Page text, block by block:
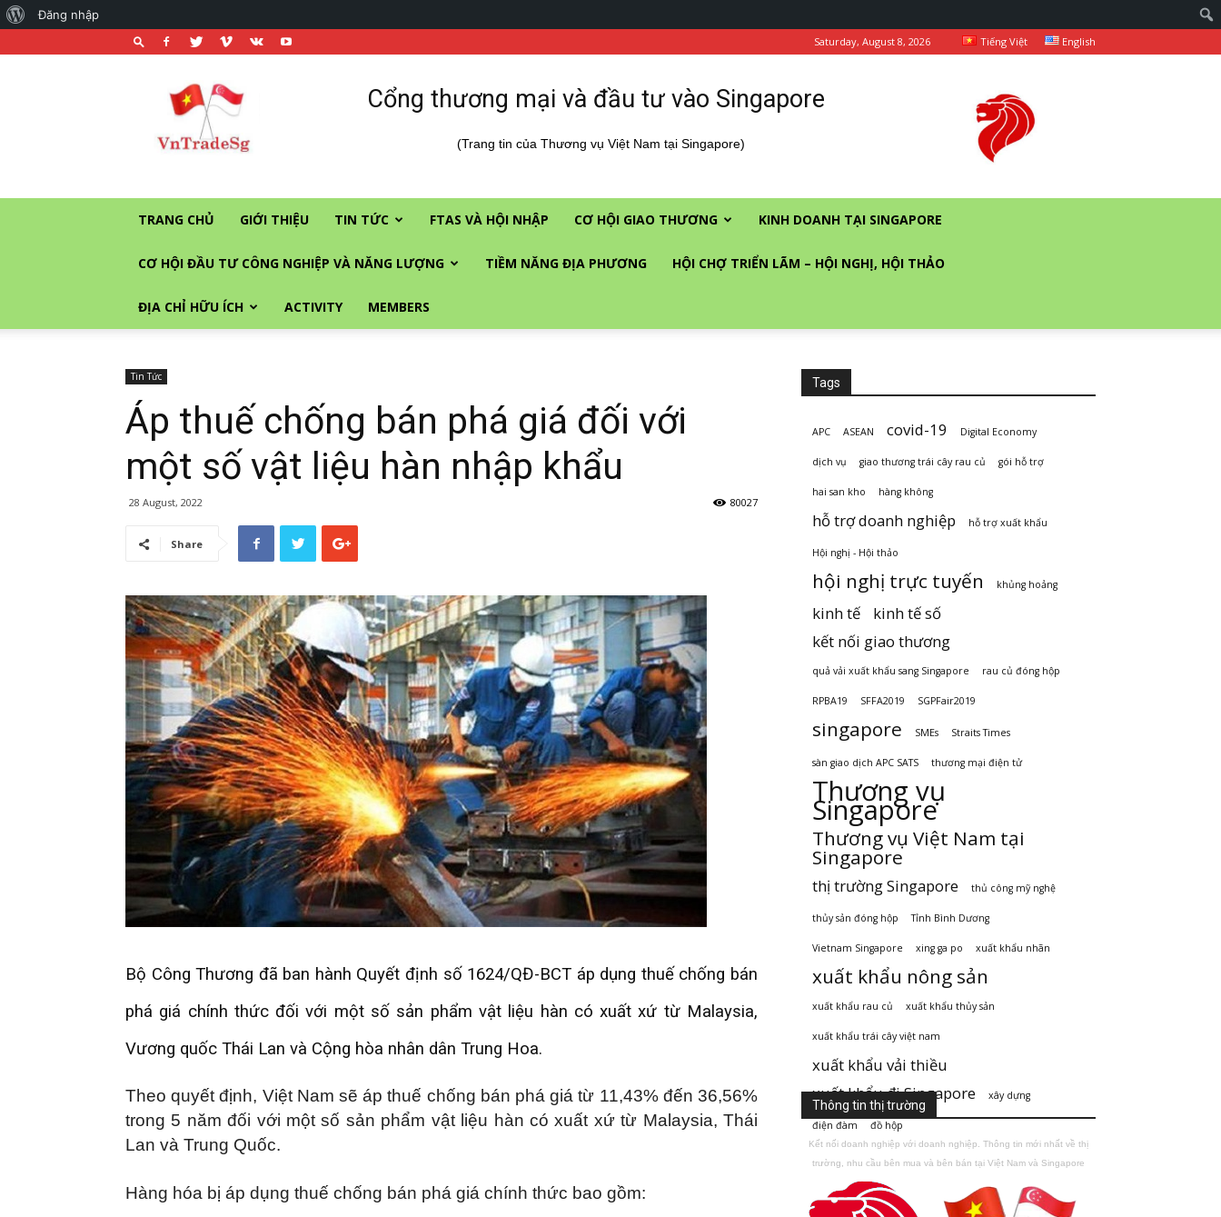
Saturday, August 8, 2026 Tiếng Việt English
Cổng
thương
và
vào
Singapore
Cổng thương mại và đầu tư vào Singapore
(Trang tin của Thương vụ Việt Nam tại Singapore)
TRANG CHỦ GIỚI THIỆU TIN TỨC FTAS VÀ HỘI NHẬP CƠ HỘI GIAO THƯƠNG KINH DOANH TẠI SINGAPORE
CƠ HỘI ĐẦU TƯ CÔNG NGHIỆP VÀ NĂNG LƯỢNG TIỀM NĂNG ĐỊA PHƯƠNG HỘI CHỢ TRIỂN LÃM – HỘI NGHỊ, HỘI THẢO
ĐỊA CHỈ HỮU ÍCH ACTIVITY MEMBERS
Tin Tức
Áp thuế chống bán phá giá đối với
một số vật liệu hàn nhập khẩu
28 August, 2022 80027
Share
Bộ Công Thương đã ban hành Quyết định số 1624/QĐ-BCT áp dụng thuế chống bán
phá giá chính thức đối với một số sản phẩm vật liệu hàn có xuất xứ từ Malaysia,
Vương quốc Thái Lan và Cộng hòa nhân dân Trung Hoa.
Theo quyết định, Việt Nam sẽ áp thuế chống bán phá giá từ 11,43% đến 36,56%
trong 5 năm đối với một số sản phẩm vật liệu hàn có xuất xứ từ Malaysia, Thái
Lan và Trung Quốc.
Hàng hóa bị áp dụng thuế chống bán phá giá chính thức bao gồm:
Tags
APC ASEAN covid-19 Digital Economy
dịch vụ giao thương trái cây rau củ gói hỗ trợ
hai san kho hàng không
hỗ trợ doanh nghiệp hỗ trợ xuất khẩu
Hội nghị - Hội thảo
hội nghị trực tuyến khủng hoảng
kinh tế
kinh tế số
kết nối giao thương
quả vải xuất khẩu sang Singapore rau củ đóng hộp
RPBA19 SFFA2019 SGPFair2019
singapore SMEs Straits Times
sàn giao dịch APC SATS thương mại điện tử
Thương vụ
Singapore
Thương vụ Việt Nam tại
Singapore
thị trường Singapore thủ công mỹ nghệ
thủy sản đóng hộp Tỉnh Bình Dương
Vietnam Singapore xing ga po xuất khẩu nhãn
xuất khẩu nông sản
xuất khẩu rau củ xuất khẩu thủy sản
xuất khẩu trái cây việt nam
xuất khẩu vải thiều
xuất khẩu đi Singapore
xây dựng
điện đàm đồ hộp
Thông tin thị trường
Kết nối doanh nghiệp với doanh nghiệp. Thông tin mới nhất về thị
trường, nhu cầu bên mua và bên bán tại Việt Nam và Singapore
About
Đăng nhập